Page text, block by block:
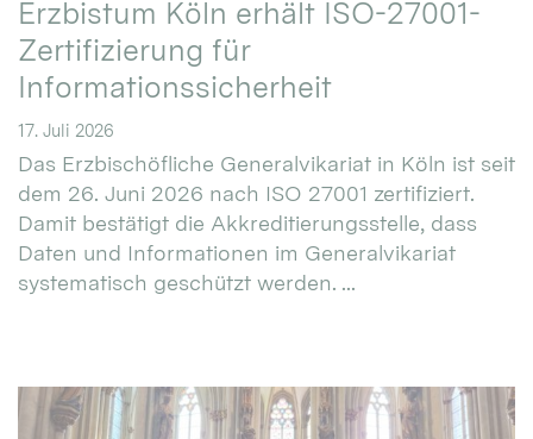
Erzbistum Köln erhält ISO-27001-
Zertifizierung für
Informationssicherheit
17. Juli 2026
Das Erzbischöfliche Generalvikariat in Köln ist seit
dem 26. Juni 2026 nach ISO 27001 zertifiziert.
Damit bestätigt die Akkreditierungsstelle, dass
Daten und Informationen im Generalvikariat
systematisch geschützt werden. ...